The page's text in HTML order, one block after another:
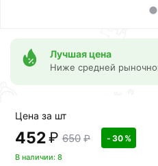
Лучшая цена
Ниже средней
Цена за шт
452₽ 650 ₽ - 30 %
В наличии: 8